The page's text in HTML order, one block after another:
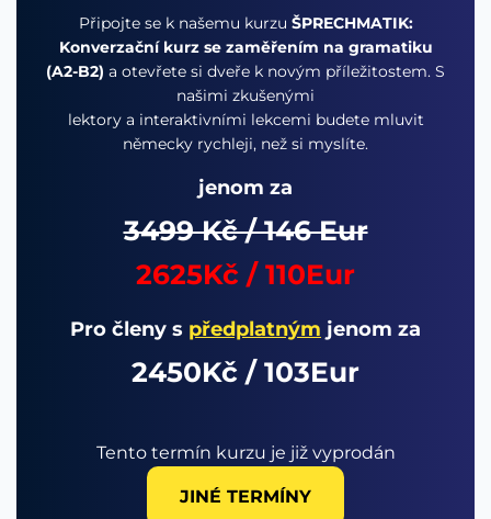
Připojte se k našemu kurzu ŠPRECHMATIK:
Konverzační kurz se zaměřením na gramatiku
(A2-B2) a otevřete si dveře k novým příležitostem. S
našimi zkušenými
lektory a interaktivními lekcemi budete mluvit
německy rychleji, než si myslíte.
jenom za
3499 Kč / 146 Eur
2625Kč / 110Eur
Pro členy s předplatným jenom za
2450Kč / 103Eur
Tento termín kurzu je již vyprodán
JINÉ TERMÍNY